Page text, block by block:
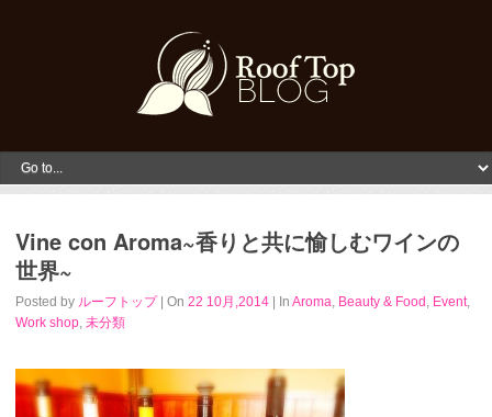
Vine con Aroma~香りと共に愉しむワインの
世界~
Posted by ルーフトップ| On22 10月,2014 | InAroma, Beauty & Food , Event,
Work shop,未分類